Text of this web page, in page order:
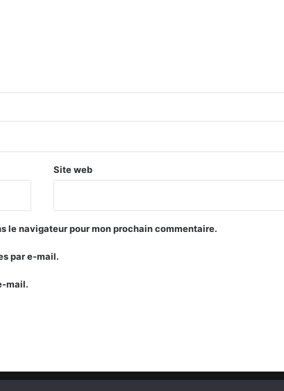
Site web
le navigateur pour mon prochain commentaire.
par e-mail.
mail.